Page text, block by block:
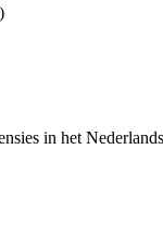
in het